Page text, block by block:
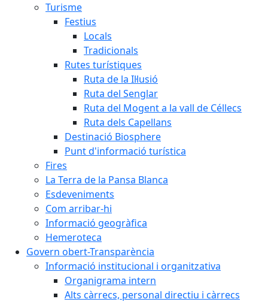
Turisme
Festius
Locals
Tradicionals
Rutes turístiques
Ruta de la Il·lusió
Ruta del Senglar
Ruta del Mogent a la vall de Céllecs
Ruta dels Capellans
Destinació Biosphere
Punt d'informació turística
Fires
La Terra de la Pansa Blanca
Esdeveniments
Com arribar-hi
Informació geogràfica
Hemeroteca
Govern obert-Transparència
Informació institucional i organitzativa
Organigrama intern
Alts càrrecs, personal directiu i càrrecs